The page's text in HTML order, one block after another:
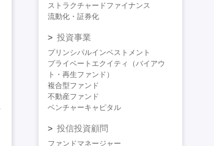
ストラクチャードファイナンス
流動化・証券化
投資事業
プリンシパルインベストメント
プライベートエクイティ（バイアウ
ト・再生ファンド）
複合型ファンド
不動産ファンド
ベンチャーキャピタル
投信投資顧問
ファンドマネージャー